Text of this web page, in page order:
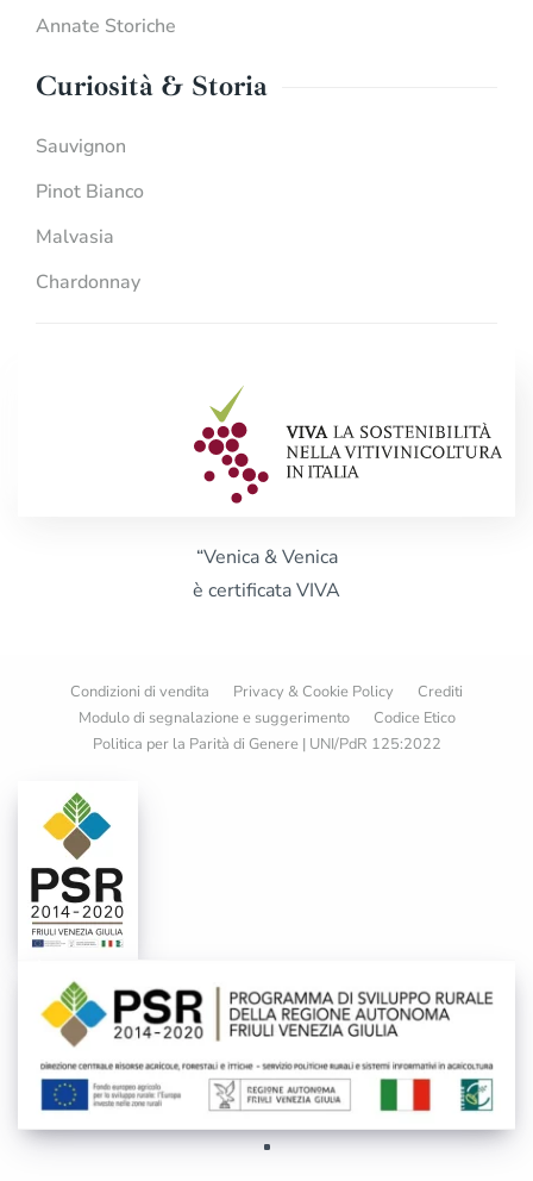
Annate Storiche
Curiosità & Storia
Sauvignon
Pinot Bianco
Malvasia
Chardonnay
“Venica & Venica
è certificata VIVA
Condizioni di vendita Privacy & Cookie Policy
Crediti
Modulo di segnalazione e suggerimento
Codice Etico
Politica per la Parità di Genere | UNI/PdR 125:2022